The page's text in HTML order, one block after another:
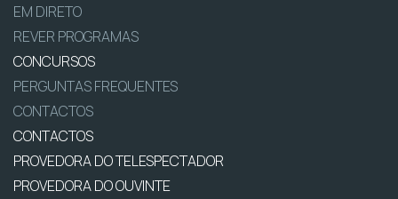
EM DIRETO
REVER PROGRAMAS
CONCURSOS
PERGUNTAS FREQUENTES
CONTACTOS
CONTACTOS
PROVEDORA DO TELESPECTADOR
PROVEDORA DO OUVINTE